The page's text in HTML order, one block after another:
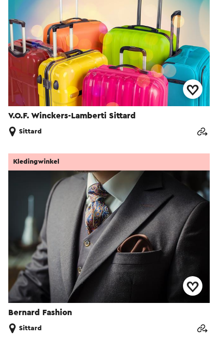
V.O.F. Winckers-Lamberti Sittard
Sittard
Bernard Fashion
Kledingwinkel
Sittard